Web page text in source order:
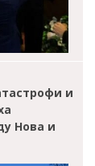
и
Нова и